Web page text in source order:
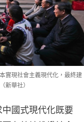
實現社會主義現代化，最終建
新華社）
國式現代化既要